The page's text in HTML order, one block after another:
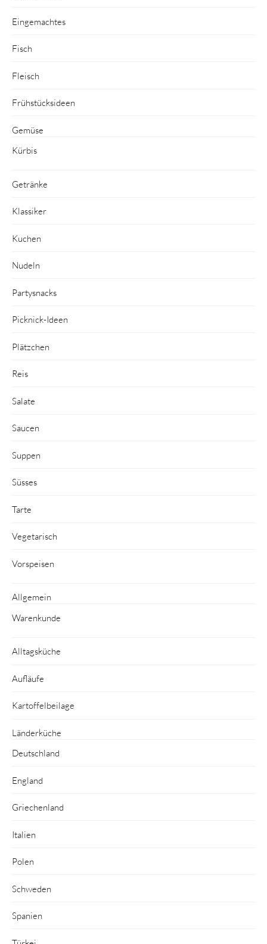
Eingemachtes
Fisch
Fleisch
Frühstücksideen
Gemüse
Kürbis
Getränke
Klassiker
Kuchen
Nudeln
Partysnacks
Picknick-Ideen
Plätzchen
Reis
Salate
Saucen
Suppen
Süsses
Tarte
Vegetarisch
Vorspeisen
Allgemein
Warenkunde
Alltagsküche
Aufläufe
Kartoffelbeilage
Länderküche
Deutschland
England
Griechenland
Italien
Polen
Schweden
Spanien